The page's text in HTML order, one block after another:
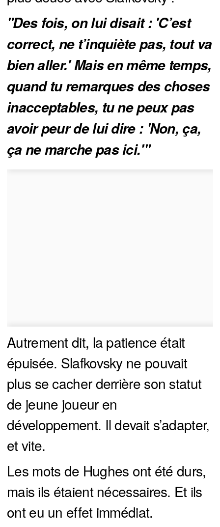
"Des fois, on lui disait : 'C’est
correct, ne t’inquiète pas, tout va
bien aller.' Mais en même temps,
quand tu remarques des choses
inacceptables, tu ne peux pas
avoir peur de lui dire : 'Non, ça,
ça ne marche pas ici.'"
Autrement dit, la patience était
épuisée. Slafkovsky ne pouvait
plus se cacher derrière son statut
de jeune joueur en
développement. Il devait s’adapter,
et vite.
Les mots de Hughes ont été durs,
mais ils étaient nécessaires. Et ils
ont eu un effet immédiat.